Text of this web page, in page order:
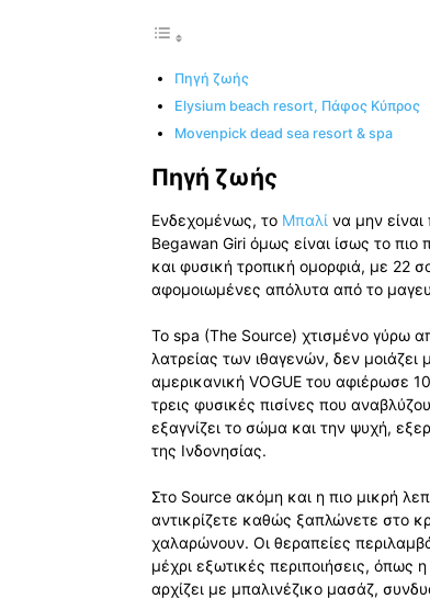
Πηγή ζωής
Elysium beach resort, Πάφος Κύπρος
Movenpick dead sea resort & spa
Πηγή ζωής
Ενδεχομένως, το Μπαλί να μην
Begawan Giri όμως είναι ίσως το πιο
και φυσική τροπική ομορφιά, με 22
αφομοιωμένες απόλυτα από το
Το spa (The Source) χτισμένο γύρω
λατρείας των ιθαγενών, δεν μοιάζει
αμερικανική VOGUE του αφιέρωσε
τρεις φυσικές πισίνες που
εξαγνίζει το σώμα και την ψυχή,
της Ινδονησίας.
Στο Source ακόμη και η πιο μικρή
αντικρίζετε καθώς ξαπλώνετε στο
χαλαρώνουν. Οι θεραπείες
μέχρι εξωτικές περιποιήσεις,
αρχίζει με μπαλινέζικο μασάζ,